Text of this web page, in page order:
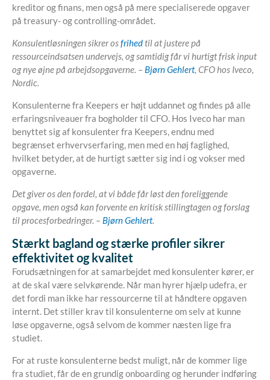
kreditor og finans, men også på mere specialiserede opgaver
på treasury- og controlling-området.
Konsulentløsningen sikrer osfrihedtil at justere på
ressourceindsatsen undervejs, og samtidig får vi hurtigt frisk input
og nye øjne på arbejdsopgaverne. – Bjørn Gehlert, CFO hos Iveco,
Nordic.
Konsulenterne fra Keepers er højt uddannet og findes på alle
erfaringsniveauer fra bogholder til CFO. Hos Iveco har man
benyttet sig af konsulenter fra Keepers, endnu med
begrænset erhvervserfaring, men med en høj faglighed,
hvilket betyder, at de hurtigt sætter sig ind i og vokser med
opgaverne.
Det giver os den fordel, at vi både får løst den foreliggende
opgave, men også kan forvente en kritisk stillingtagen og forslag
til procesforbedringer. – Bjørn Gehlert.
Stærkt bagland og stærke profiler sikrer
effektivitet og kvalitet
Forudsætningen for at samarbejdet med konsulenter kører, er
at de skal være selvkørende. Når man hyrer hjælp udefra, er
det fordi man ikke har ressourcerne til at håndtere opgaven
internt. Det stiller krav til konsulenterne om selv at kunne
løse opgaverne, også selvom de kommer næsten lige fra
studiet.
For at ruste konsulenterne bedst muligt, når de kommer lige
fra studiet, får de en grundig onboarding og herunder indføring